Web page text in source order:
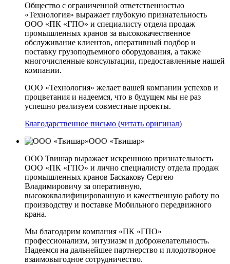
Общество с ограниченной ответственностью
«Технология» выражает глубокую признательность
ООО «ПК «ГПО» и специалисту отдела продаж
промышленных кранов за высококачественное
обслуживание клиентов, оперативный подбор и
поставку грузоподъемного оборудования, а также
многочисленные консультации, предоставленные нашей
компании.
ООО «Технология» желает вашей компании успехов и
процветания и надеемся, что в будущем мы не раз
успешно реализуем совместные проекты.
Благодарственное письмо (читать оригинал)
ООО «Твишар»
ООО Твишар выражает искреннюю признательность
ООО «ПК «ГПО» и лично специалисту отдела продаж
промышленных кранов Баскакову Сергею
Владимировичу за оперативную,
высококвалифицированную и качественную работу по
производству и поставке Мобильного передвижного
крана.
Мы благодарим компания «ПК «ГПО»
профессионализм, энтузиазм и доброжелательность.
Надеемся на дальнейшее партнерство и плодотворное
взаимовыгодное сотрудничество.